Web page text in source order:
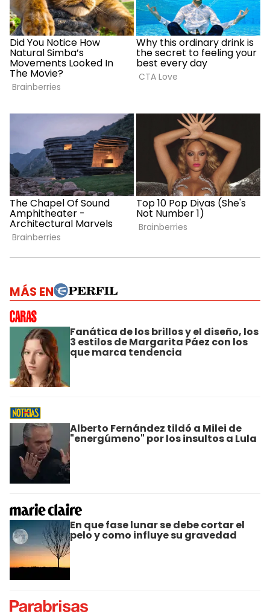
MÁS EN
Fanática de los brillos y el diseño, los
3 estilos de Margarita Páez con los
que marca tendencia
Alberto Fernández tildó a Milei de
"energúmeno" por los insultos a Lula
En que fase lunar se debe cortar el
pelo y como influye su gravedad